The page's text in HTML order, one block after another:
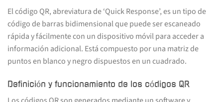
El código QR, abreviatura de ‘Quick Response’, es un tipo de
código de barras bidimensional que puede ser escaneado
rápida y fácilmente con un dispositivo móvil para acceder a
información adicional. Está compuesto por una matriz de
puntos en blanco y negro dispuestos en un cuadrado.
Definición y funcionamiento de los códigos QR